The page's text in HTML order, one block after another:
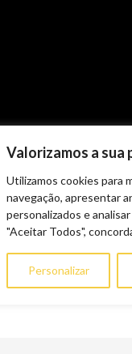
Valorizamos a sua
Utilizamos cookies para
navegação, apresentar
personalizados e
"Aceitar Todos",
Personalizar